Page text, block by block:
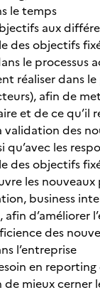
le temps
aux
des objectifs
le processus
réaliser dans
afin de
et de ce qu’il
validation des
qu’avec les
des objectifs
les
business
d’améliorer
des
l’entreprise
en
de mieux cerner